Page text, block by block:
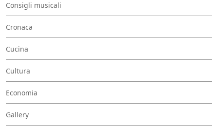
Consigli musicali
Cronaca
Cucina
Cultura
Economia
Gallery